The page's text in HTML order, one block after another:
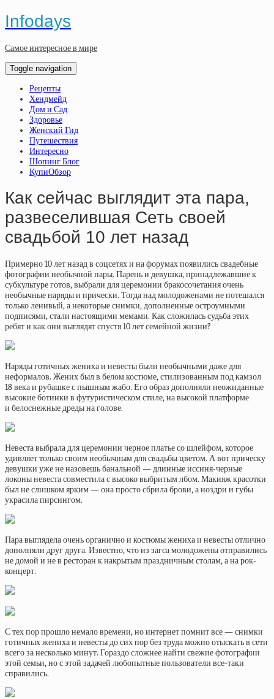
Infodays
Самое интересное в мире
Toggle navigation
Рецепты
Хендмейд
Дом и Сад
Здоровье
Женский Гид
Путешествия
Интересно
Шопинг Блог
КупиОбзор
Как сейчас выглядит эта пара,
развеселившая Сеть своей
свадьбой 10 лет назад
Примерно 10 лет назад в соцсетях и на форумах появились свадебные
фотографии необычной пары. Парень и девушка, принадлежавшие к
субкультуре готов, выбрали для церемонии бракосочетания очень
необычные наряды и прически. Тогда над молодоженами не потешался
только ленивый, а некоторые снимки, дополненные остроумными
подписями, стали настоящими мемами. Как сложилась судьба этих
ребят и как они выглядят спустя 10 лет семейной жизни?
Наряды готичных жениха и невесты были необычными даже для
неформалов. Жених был в белом костюме, стилизованным под камзол
18 века и рубашке с пышным жабо. Его образ дополняли неожиданные
высокие ботинки в футуристическом стиле, на высокой платформе
и белоснежные дреды на голове.
Невеста выбрала для церемонии черное платье со шлейфом, которое
удивляет только своим необычным для свадьбы цветом. А вот прическу
девушки уже не назовешь банальной — длинные иссиня-черные
локоны невеста совместила с высоко выбритым лбом. Макияж красотки
был не слишком ярким — она просто сбрила брови, а ноздри и губы
украсила пирсингом.
Пара выглядела очень органично и костюмы жениха и невесты отлично
дополняли друг друга. Известно, что из загса молодожены отправились
не домой и не в ресторан к накрытым праздничным столам, а на рок-
концерт.
С тех пор прошло немало времени, но интернет помнит все — снимки
готичных жениха и невесты до сих пор без труда можно отыскать в сети
всего за несколько минут. Гораздо сложнее найти свежие фотографии
этой семьи, но с этой задачей любопытные пользователи все-таки
справились.